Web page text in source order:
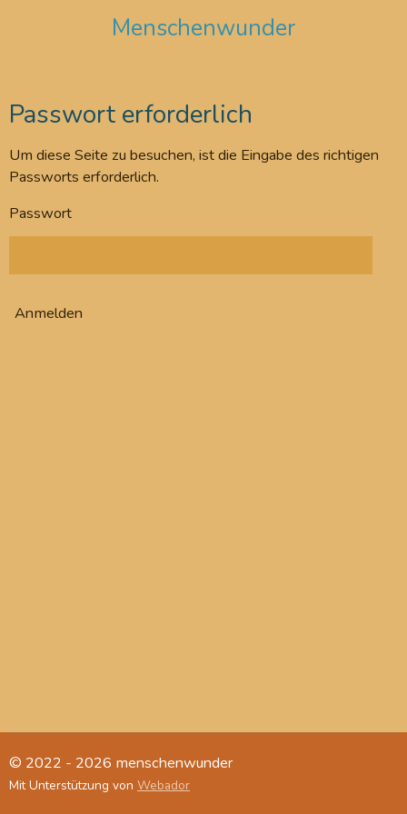
Menschenwunder
Passwort erforderlich
Um diese Seite zu besuchen, ist die Eingabe des richtigen
Passworts erforderlich.
Passwort
Anmelden
© 2022 - 2026 menschenwunder
Mit Unterstützung von Webador